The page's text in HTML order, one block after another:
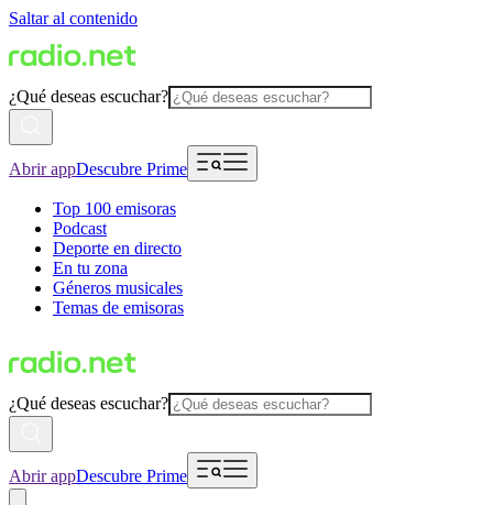
Saltar al contenido
¿Qué deseas escuchar?
Abrir appDescubre Prime
Top 100 emisoras
Podcast
Deporte en directo
En tu zona
Géneros musicales
Temas de emisoras
¿Qué deseas escuchar?
Abrir appDescubre Prime